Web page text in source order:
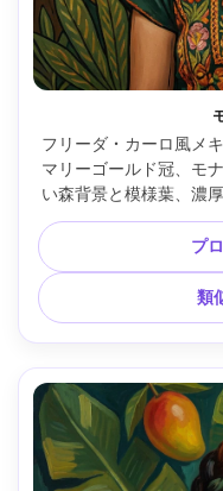
フリーダ・カーロ風メ
マリーゴールド冠、モ
い森背景と模様葉、濃
質感、象徴的中央構図
ンズ、浅い被写界深度
プ
類